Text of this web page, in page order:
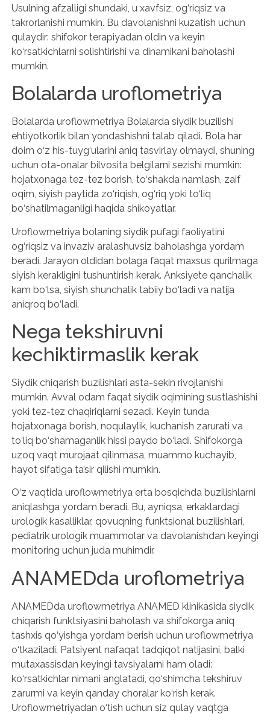
Usulning afzalligi shundaki, u xavfsiz, og‘riqsiz va
takrorlanishi mumkin. Bu davolanishni kuzatish uchun
qulaydir: shifokor terapiyadan oldin va keyin
ko‘rsatkichlarni solishtirishi va dinamikani baholashi
mumkin.
Bolalarda uroflometriya
Bolalarda uroflowmetriya Bolalarda siydik buzilishi
ehtiyotkorlik bilan yondashishni talab qiladi. Bola har
doim o‘z his-tuyg‘ularini aniq tasvirlay olmaydi, shuning
uchun ota-onalar bilvosita belgilarni sezishi mumkin:
hojatxonaga tez-tez borish, to‘shakda namlash, zaif
oqim, siyish paytida zo‘riqish, og‘riq yoki to‘liq
bo‘shatilmaganligi haqida shikoyatlar.
Uroflowmetriya bolaning siydik pufagi faoliyatini
og‘riqsiz va invaziv aralashuvsiz baholashga yordam
beradi. Jarayon oldidan bolaga faqat maxsus qurilmaga
siyish kerakligini tushuntirish kerak. Anksiyete qanchalik
kam bo‘lsa, siyish shunchalik tabiiy bo‘ladi va natija
aniqroq bo‘ladi.
Nega tekshiruvni
kechiktirmaslik kerak
Siydik chiqarish buzilishlari asta-sekin rivojlanishi
mumkin. Avval odam faqat siydik oqimining sustlashishi
yoki tez-tez chaqiriqlarni sezadi. Keyin tunda
hojatxonaga borish, noqulaylik, kuchanish zarurati va
to‘liq bo‘shamaganlik hissi paydo bo‘ladi. Shifokorga
uzoq vaqt murojaat qilinmasa, muammo kuchayib,
hayot sifatiga ta’sir qilishi mumkin.
O‘z vaqtida uroflowmetriya erta bosqichda buzilishlarni
aniqlashga yordam beradi. Bu, ayniqsa, erkaklardagi
urologik kasalliklar, qovuqning funktsional buzilishlari,
pediatrik urologik muammolar va davolanishdan keyingi
monitoring uchun juda muhimdir.
ANAMEDda uroflometriya
ANAMEDda uroflowmetriya ANAMED klinikasida siydik
chiqarish funktsiyasini baholash va shifokorga aniq
tashxis qo‘yishga yordam berish uchun uroflowmetriya
o‘tkaziladi. Patsiyent nafaqat tadqiqot natijasini, balki
mutaxassisdan keyingi tavsiyalarni ham oladi:
ko‘rsatkichlar nimani anglatadi, qo‘shimcha tekshiruv
zarurmi va keyin qanday choralar ko‘rish kerak.
Uroflowmetriyadan o‘tish uchun siz qulay vaqtga